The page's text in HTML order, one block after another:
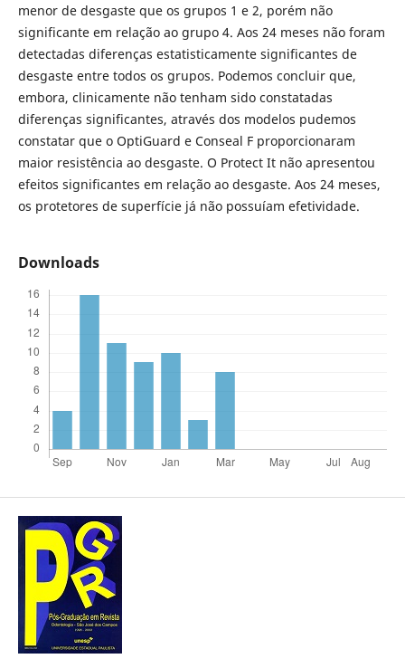
menor de desgaste que os grupos 1 e 2, porém não
significante em relação ao grupo 4. Aos 24 meses não foram
detectadas diferenças estatisticamente significantes de
desgaste entre todos os grupos. Podemos concluir que,
embora, clinicamente não tenham sido constatadas
diferenças significantes, através dos modelos pudemos
constatar que o OptiGuard e Conseal F proporcionaram
maior resistência ao desgaste. O Protect It não apresentou
efeitos significantes em relação ao desgaste. Aos 24 meses,
os protetores de superfície já não possuíam efetividade.
Downloads